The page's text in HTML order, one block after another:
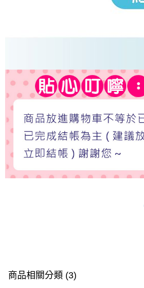
商品相關分類 (3)